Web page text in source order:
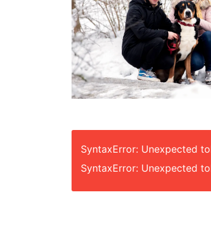
SyntaxError: Unexpected
SyntaxError: Unexpected